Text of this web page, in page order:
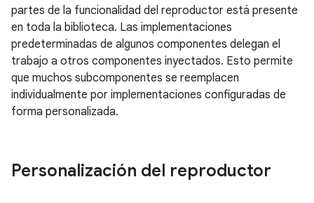
partes de la funcionalidad del reproductor está presente
en toda la biblioteca. Las implementaciones
predeterminadas de algunos componentes delegan el
trabajo a otros componentes inyectados. Esto permite
que muchos subcomponentes se reemplacen
individualmente por implementaciones configuradas de
forma personalizada.
Personalización del reproductor